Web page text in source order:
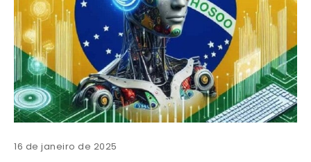
16 de janeiro de 2025